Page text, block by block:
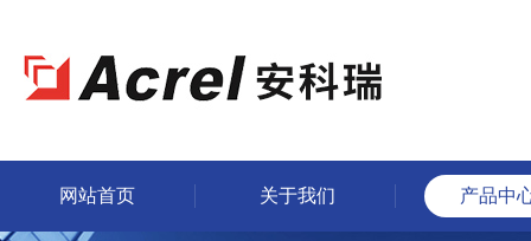
网站首页 关于我们 产品中